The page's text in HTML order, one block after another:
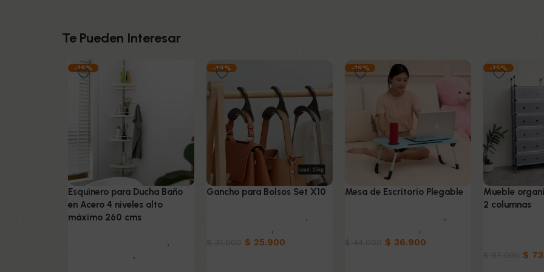
Te Pueden Interesar
-16%
Esquinero para Ducha Baño
en Acero 4 niveles alto
máximo 260 cms
,
,
-16%
Gancho para Bolsos Set X10
,
,
$ 25.900
-16%
Mesa de Escritorio Plegable
,
,
$ 36.900
-15%
Mueble
2 columnas
$